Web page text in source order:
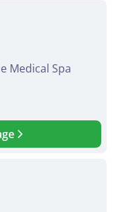
Medical Spa